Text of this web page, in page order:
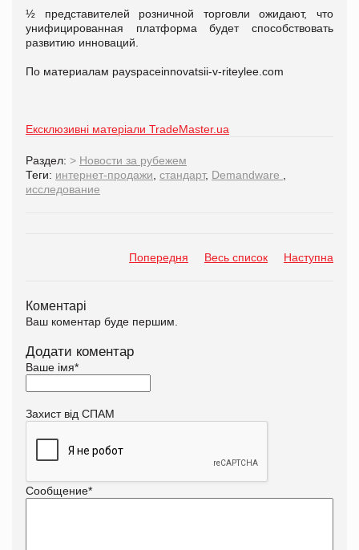
½ представителей розничной торговли ожидают, что
унифицированная платформа будет способствовать
развитию инноваций.
По материалам payspaceinnovatsii-v-riteylee.com
Ексклюзивні матеріали TradeMaster.ua
Раздел: > Новости за рубежем
Теги: интернет-продажи стандарт, Demandware
исследование
Попередня Весь список Наступна
Коментарі
Ваш коментар буде першим.
Додати коментар
Ваше імя*
Захист від СПАМ
Сообщение*